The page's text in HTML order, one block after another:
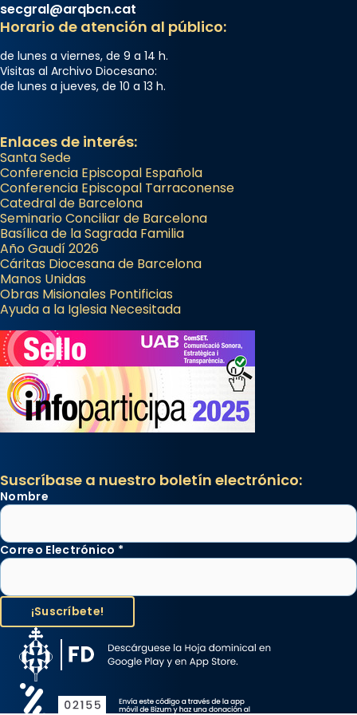
Memòria de les santes Juliana i
Semproniana, verges i màrtirs.
Acompanyant la història de sant Cugat, a
partir de l’Edat Mitjana sorgeix la tradició
Semproniana (“relatiu a Semprònia =
eterna”) són deixebles seves. I l’any 1667, el
frare Joan Gaspar Roig, afirma en una obra
que les santes són filles de l’antiga Iluro.
Mataró en reivindicarà les relíq
...Ver más
Foto
View on Facebook
secgral@arqbcn.cat
Horario de atención al público:
de lunes a viernes, de 9 a 14 h.
Visitas al Archivo Diocesano:
de lunes a jueves, de 10 a 13 h.
Enlaces de interés:
Santa Sede
Conferencia Episcopal Española
Conferencia Episcopal Tarraconense
Catedral de Barcelona
Seminario Conciliar de Barcelona
Basílica de la Sagrada Familia
Año Gaudí 2026
Cáritas Diocesana de Barcelona
Manos Unidas
Obras Misionales Pontificias
Ayuda a la Iglesia Necesitada
Suscríbase a nuestro boletín electrónico:
Nombre
Correo Electrónico *